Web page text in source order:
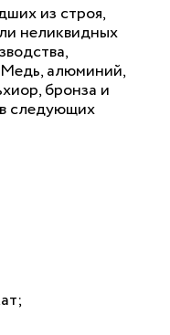
из строя,
неликвидных
алюминий,
бронза и
следующих